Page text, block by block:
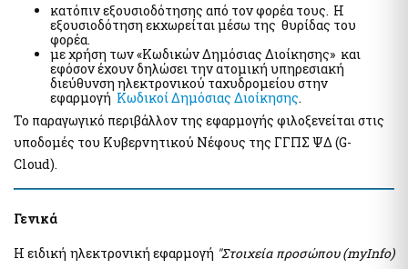
Public Administration Codes
Registry of Certified Valuers
Summary of Commitments Register
Digital Signatures
Electronic Document Handling and Digital Signatures
National Register of Companion Animals
Digital Register of Members of Fan Clubs
Special electronic application "Search for identification
Special electronic application "Personal data (myInfo) for
"Personal data (myInfo) for salaried Consular Authorities"
AADE Services
Taxation of Citizens / Businesses
Properties E9 / ENFIA / Leaseholds
Allowances / Benefits
Vehicles
Register of Beneficiaries of Exemption of Mobile Telephony
κατόπιν εξουσιοδότησης από τον φορέα τους. Η
εξουσιοδότηση εκχωρείται μέσω της θυρίδας του
φορέα.
με χρήση των «Κωδικών Δημόσιας Διοίκησης» και
εφόσον έχουν δηλώσει την ατομική υπηρεσιακή
διεύθυνση ηλεκτρονικού ταχυδρομείου στην
εφαρμογή Κωδικοί Δημόσιας Διοίκησης.
Το παραγωγικό περιβάλλον της εφαρμογής φιλοξενείται στις
υποδομές του Κυβερνητικού Νέφους της ΓΓΠΣ ΨΔ (G-
Cloud).
Γενικά
Η ειδική ηλεκτρονική εφαρμογή "Στοιχεία προσώπου (myInfo)